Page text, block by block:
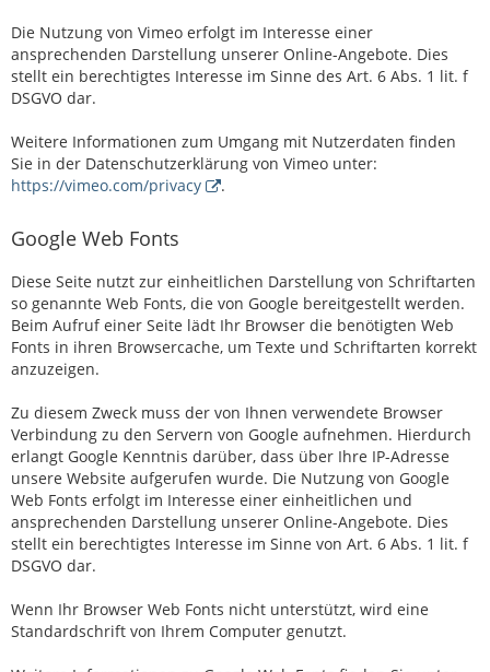
Die Nutzung von Vimeo erfolgt im Interesse einer
ansprechenden Darstellung unserer Online-Angebote. Dies
stellt ein berechtigtes Interesse im Sinne des Art. 6 Abs. 1 lit. f
DSGVO dar.
Weitere Informationen zum Umgang mit Nutzerdaten finden
Sie in der Datenschutzerklärung von Vimeo unter:
https://vimeo.com/privacy
.
Google Web Fonts
Diese Seite nutzt zur einheitlichen Darstellung von Schriftarten
so genannte Web Fonts, die von Google bereitgestellt werden.
Beim Aufruf einer Seite lädt Ihr Browser die benötigten Web
Fonts in ihren Browsercache, um Texte und Schriftarten korrekt
anzuzeigen.
Zu diesem Zweck muss der von Ihnen verwendete Browser
Verbindung zu den Servern von Google aufnehmen. Hierdurch
erlangt Google Kenntnis darüber, dass über Ihre IP-Adresse
unsere Website aufgerufen wurde. Die Nutzung von Google
Web Fonts erfolgt im Interesse einer einheitlichen und
ansprechenden Darstellung unserer Online-Angebote. Dies
stellt ein berechtigtes Interesse im Sinne von Art. 6 Abs. 1 lit. f
DSGVO dar.
Wenn Ihr Browser Web Fonts nicht unterstützt, wird eine
Standardschrift von Ihrem Computer genutzt.